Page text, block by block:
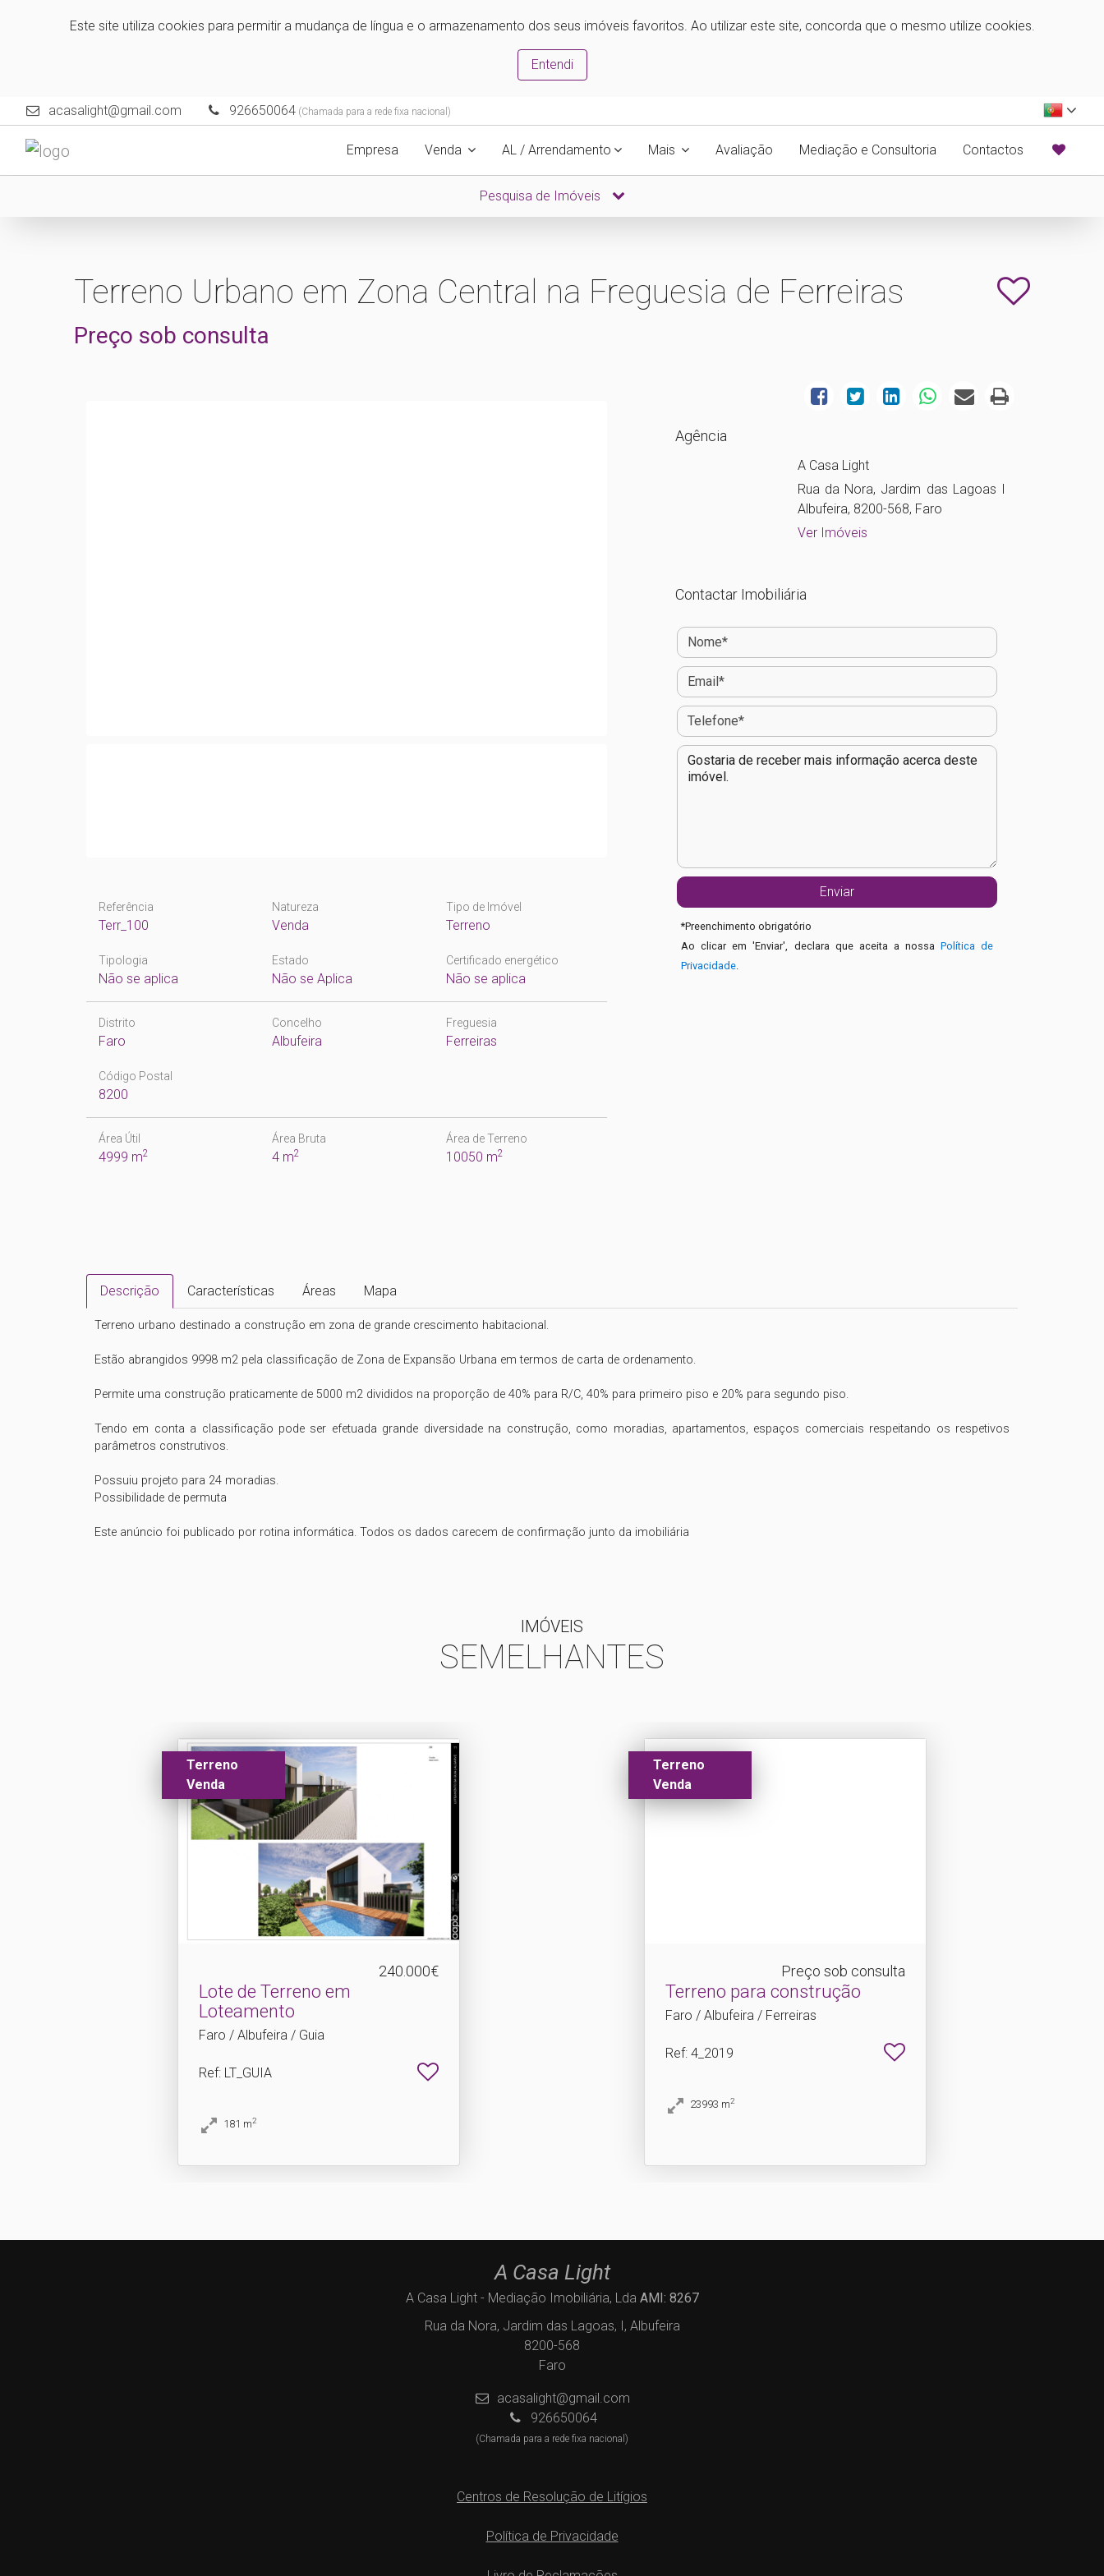
Este site utiliza cookies para permitir a mudança de língua e o armazenamento dos seus imóveis favoritos. Ao utilizar este site, concorda que o mesmo utilize cookies.
Entendi
acasalight@gmail.com 926650064 (Chamada para a rede fixa nacional)
Empresa Venda AL / Arrendamento Mais Avaliação Mediação e Consultoria Contactos
Pesquisa de Imóveis
Terreno Urbano em Zona Central na Freguesia de Ferreiras
Preço sob consulta
Referência
Terr_100
Natureza
Venda
Tipo de Imóvel
Terreno
Tipologia
Não se aplica
Estado
Não se Aplica
Certificado energético
Não se aplica
Distrito
Faro
Concelho
Albufeira
Freguesia
Ferreiras
Código Postal
8200
Área Útil
4999 m2
Área Bruta
4 m2
Área de Terreno
10050 m2
Agência
A Casa Light
Rua da Nora, Jardim das Lagoas I
Albufeira, 8200-568, Faro
Ver Imóveis
Contactar Imobiliária
*Preenchimento obrigatório
Ao clicar em 'Enviar', declara que aceita a nossaPolítica de
Privacidade.
Descrição Características Áreas Mapa
Terreno urbano destinado a construção em zona de grande crescimento habitacional.
Estão abrangidos 9998 m2 pela classificação de Zona de Expansão Urbana em termos de carta de ordenamento.
Permite uma construção praticamente de 5000 m2 divididos na proporção de 40% para R/C, 40% para primeiro piso e 20% para segundo piso.
Tendo em conta a classificação pode ser efetuada grande diversidade na construção, como moradias, apartamentos, espaços comerciais respeitando os respetivos
parâmetros construtivos.
Possuiu projeto para 24 moradias.
Possibilidade de permuta
IMÓVEIS
SEMELHANTES
Terreno
Venda
240.000€
Lote de Terreno em
Loteamento
Faro / Albufeira / Guia
Ref: LT_GUIA
181 m2
Terreno
Venda
Preço sob consulta
Terreno para construção
Faro / Albufeira / Ferreiras
Ref: 4_2019
23993 m2
A Casa Light
A Casa Light - Mediação Imobiliária, Lda AMI: 8267
Rua da Nora, Jardim das Lagoas, I, Albufeira
8200-568
Faro
acasalight@gmail.com
926650064
(Chamada para a rede fixa nacional)
Centros de Resolução de Litígios
Política de Privacidade